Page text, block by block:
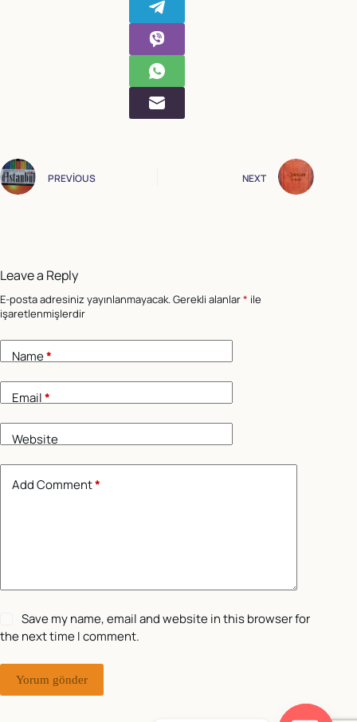
PREVIOUS NEXT
Leave a Reply
E-posta adresiniz yayınlanmayacak.Gerekli alanlar* ile
işaretlenmişlerdir
Name*
Email*
Website
Add Comment*
Save my name, email and website in this browser for
the next time I comment.
Yorum gönder